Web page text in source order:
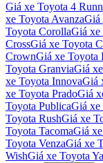
Giá xe Toyota 4
xe Toyota AvanzaGiá
Toyota CorollaGiá xe
CrossGiá xe Toyota
CrownGiá xe Toyota
Toyota GranviaGiá xe
xe Toyota InnovaGiá
xe Toyota PradoGiá
Toyota PublicaGiá xe
Toyota RushGiá xe
Toyota TacomaGiá xe
Toyota VenzaGiá xe
WishGiá xe Toyota